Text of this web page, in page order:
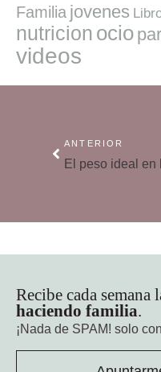
Familia jovenes
nutricion ocio
videos
ANTERIOR
Recibe cada semana
haciendo familia.
¡Nada de SPAM! solo